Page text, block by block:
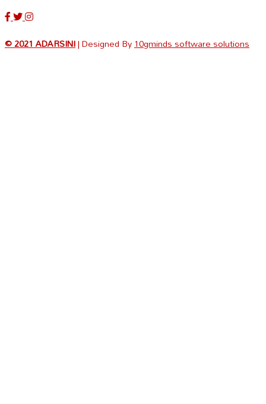
© 2021 ADARSINI| Designed By10gminds software solutions